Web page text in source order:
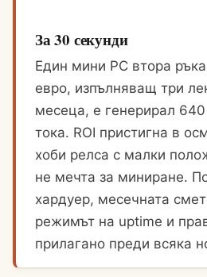
За 30 секунди
Един мини PC втора
евро, изпълняващ три
месеца, е генерирал
тока. ROI пристигна в
хоби релса с малки
не мечта за миниране.
хардуер, месечната
режимът на uptime и
прилагано преди всяка